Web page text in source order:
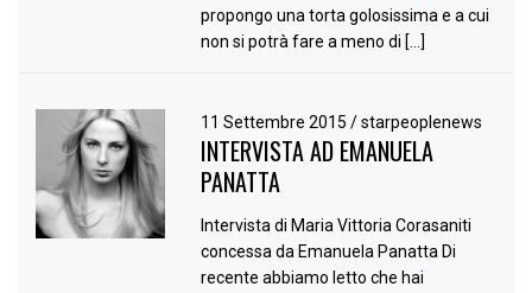
propongo una torta golosissima e a cui
non si potrà fare a meno di […]
11 Settembre 2015/ starpeoplenews
INTERVISTA AD EMANUELA
PANATTA
Intervista di Maria Vittoria Corasaniti
concessa da Emanuela Panatta Di
recente abbiamo letto che hai